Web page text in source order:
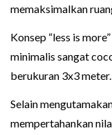
memaksimalkan
Konsep “less is
minimalis sangat
berukuran 3x3 meter.
Selain
mempertahankan